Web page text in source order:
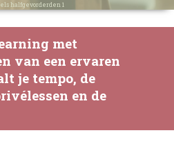
halfgevorderden 1
met
van een ervaren
je tempo, de
en de